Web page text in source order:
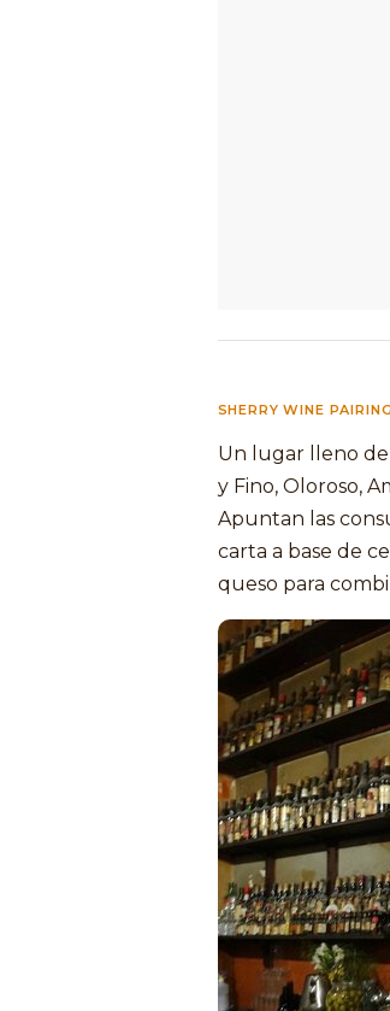
SHERRY WINE
Un lugar lleno de
y Fino, Oloroso,
Apuntan las
carta a base de
queso para